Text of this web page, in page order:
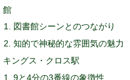
館
図書館シーンとのつながり
知的で神秘的な雰囲気の魅力
キングス・クロス駅
9と4分の3番線の象徴性